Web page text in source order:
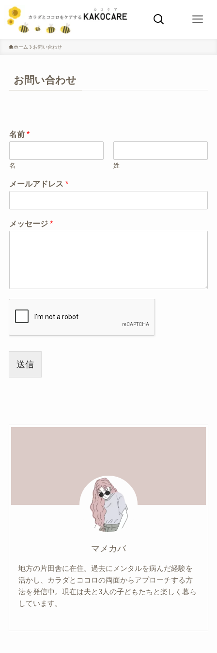
ホーム お問い合わせ
お問い合わせ
名前 *
名 姓
メールアドレス *
メッセージ *
送信
マメカバ
地方の片田舎に在住。過去にメンタルを病んだ経験を
活かし、カラダとココロの両面からアプローチする方
法を発信中。現在は夫と3人の子どもたちと楽しく暮ら
しています。